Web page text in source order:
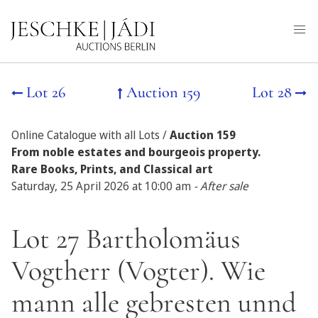
Lot 26 Auction 159 Lot 28
Online Catalogue with all Lots /Auction 159
From noble estates and bourgeois property.
Rare Books, Prints, and Classical art
Saturday, 25 April 2026 at 10:00 am - After sale
Lot 27 Bartholomäus
Vogtherr (Vogter). Wie
mann alle gebresten unnd